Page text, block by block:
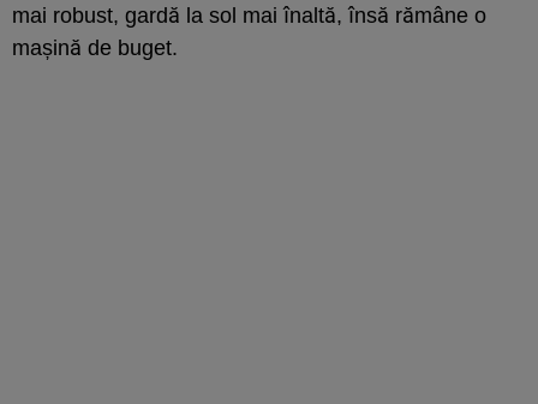
mai robust, gardă la sol mai înaltă, însă rămâne o
mașină de buget.